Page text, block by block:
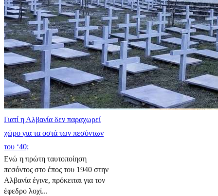
Γιατί η Αλβανία δεν παραχωρεί
χώρο για τα οστά των πεσόντων
του ‘40;
Ενώ η πρώτη ταυτοποίηση
πεσόντος στο έπος του 1940 στην
Αλβανία έγινε, πρόκειται για τον
έφεδρο λοχί...